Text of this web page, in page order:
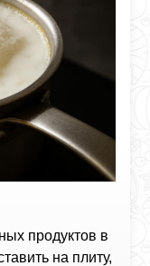
продуктов в
на плиту,